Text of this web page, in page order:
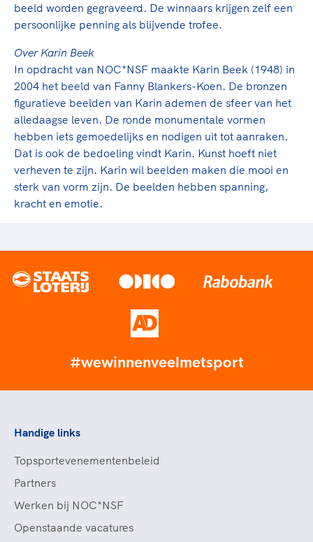
beeld worden gegraveerd. De winnaars krijgen zelf een
persoonlijke penning als blijvende trofee.
Over Karin Beek
In opdracht van NOC*NSF maakte Karin Beek (1948) in
2004 het beeld van Fanny Blankers-Koen. De bronzen
figuratieve beelden van Karin ademen de sfeer van het
alledaagse leven. De ronde monumentale vormen
hebben iets gemoedelijks en nodigen uit tot aanraken.
Dat is ook de bedoeling vindt Karin. Kunst hoeft niet
verheven te zijn. Karin wil beelden maken die mooi en
sterk van vorm zijn. De beelden hebben spanning,
kracht en emotie.
#wewinnenveelmetsport
Handige links
Topsportevenementenbeleid
Partners
Werken bij NOC*NSF
Openstaande vacatures